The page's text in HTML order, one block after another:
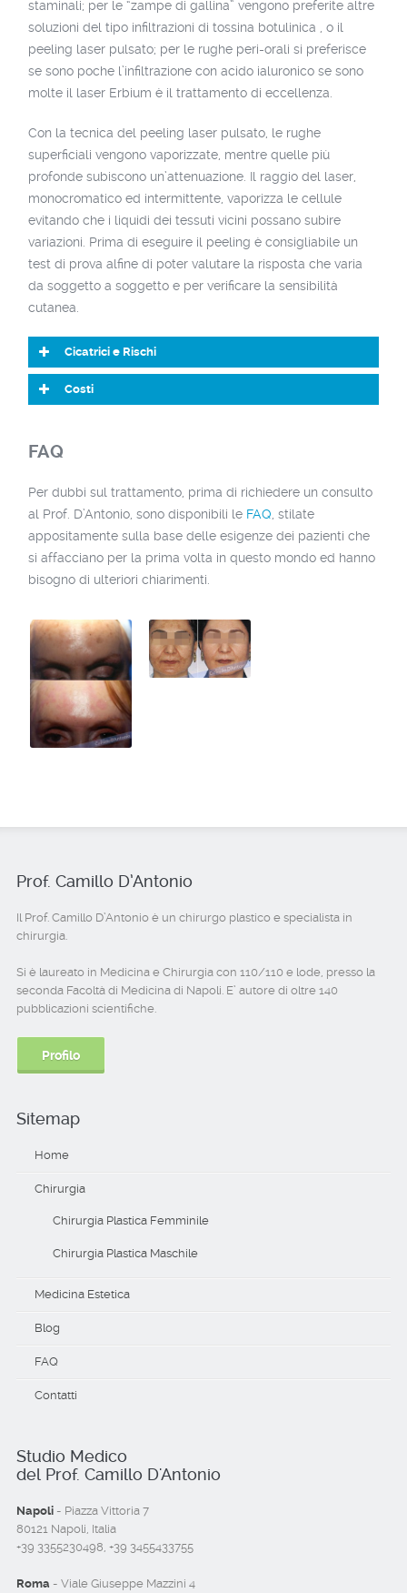
staminali; per le “zampe di gallina” vengono preferite altre
soluzioni del tipo infiltrazioni di tossina botulinica , o il
peeling laser pulsato; per le rughe peri-orali si preferisce
se sono poche l’infiltrazione con acido ialuronico se sono
molte il laser Erbium è il trattamento di eccellenza.
Con la tecnica del peeling laser pulsato, le rughe
superficiali vengono vaporizzate, mentre quelle più
profonde subiscono un’attenuazione. Il raggio del laser,
monocromatico ed intermittente, vaporizza le cellule
evitando che i liquidi dei tessuti vicini possano subire
variazioni. Prima di eseguire il peeling è consigliabile un
test di prova alfine di poter valutare la risposta che varia
da soggetto a soggetto e per verificare la sensibilità
cutanea.
Cicatrici e Rischi
Costi
FAQ
Per dubbi sul trattamento, prima di richiedere un consulto
al Prof. D’Antonio, sono disponibili le FAQ , stilate
appositamente sulla base delle esigenze dei pazienti che
si affacciano per la prima volta in questo mondo ed hanno
bisogno di ulteriori chiarimenti.
Prof. Camillo D’Antonio
Il Prof. Camillo D’Antonio è un chirurgo plastico e specialista in
chirurgia.
Si è laureato in Medicina e Chirurgia con 110/110 e lode, presso la
seconda Facoltà di Medicina di Napoli. E’ autore di oltre 140
pubblicazioni scientifiche.
Profilo
Sitemap
Home
Chirurgia
Chirurgia Plastica Femminile
Chirurgia Plastica Maschile
Medicina Estetica
Blog
FAQ
Contatti
Studio Medico
del Prof. Camillo D'Antonio
Napoli - Piazza Vittoria 7
80121 Napoli, Italia
+39 3355230498, +39 3455433755
Roma - Viale Giuseppe Mazzini 4